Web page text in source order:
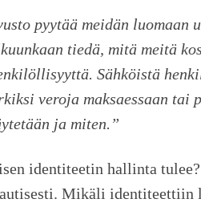
pyytää meidän
tiedä, mitä meitä
Sähköistä
veroja maksaessaan tai
ja miten.”
identiteetin hallinta
Mikäli identiteettiin